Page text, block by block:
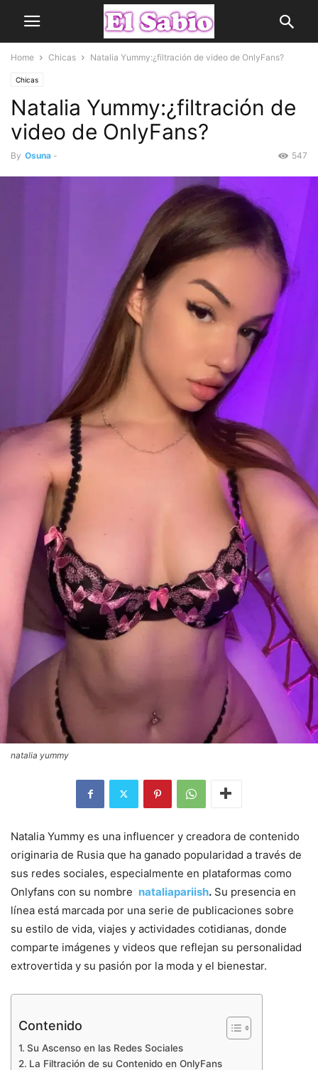
Home Chicas Natalia Yummy:¿filtración de video de OnlyFans?
Chicas
Natalia Yummy:¿filtración de
video de OnlyFans?
By Osuna - 547
natalia yummy
Natalia Yummy es una influencer y creadora de contenido
originaria de Rusia que ha ganado popularidad a través de
sus redes sociales, especialmente en plataformas como
Onlyfans con su nombre nataliapariish. Su presencia en
línea está marcada por una serie de publicaciones sobre
su estilo de vida, viajes y actividades cotidianas, donde
comparte imágenes y videos que reflejan su personalidad
extrovertida y su pasión por la moda y el bienestar.
Contenido
Su Ascenso en las Redes Sociales
La Filtración de su Contenido en OnlyFans